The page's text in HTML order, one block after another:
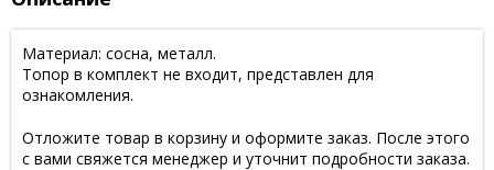
Материал: сосна, металл.
Топор в комплект не входит, представлен для
ознакомления.
Отложите товар в корзину и оформите заказ. После этого
с вами свяжется менеджер и уточнит подробности заказа.